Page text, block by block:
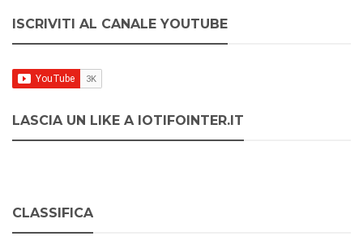
ISCRIVITI AL CANALE YOUTUBE
LASCIA UN LIKE A IOTIFOINTER.IT
CLASSIFICA